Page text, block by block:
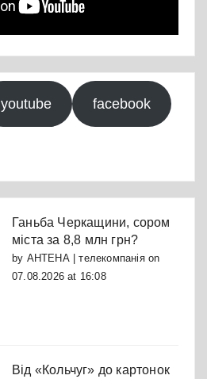
youtube facebook
Ганьба Черкащини, сором
міста за 8,8 млн грн?
by АНТЕНА | телекомпаніяon
07.08.2026 at 16:08
Від «Кольчуг» до картонок